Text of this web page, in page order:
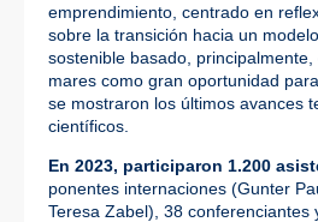
emprendimiento, centrado en
sobre la transición hacia un
sostenible basado,
mares como gran oportunidad
se mostraron los últimos avances
científicos.
En 2023, participaron 1.200
ponentes internaciones (Gunter
Teresa Zabel), 38 conferenciantes